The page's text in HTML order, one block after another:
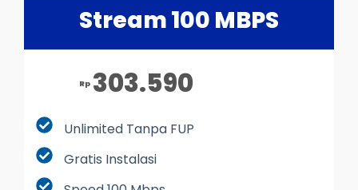
Stream 100 MBPS
Rp 303.590
Unlimited Tanpa FUP
Gratis Instalasi